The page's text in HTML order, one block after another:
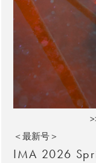
＜最新号＞
IMA 2026